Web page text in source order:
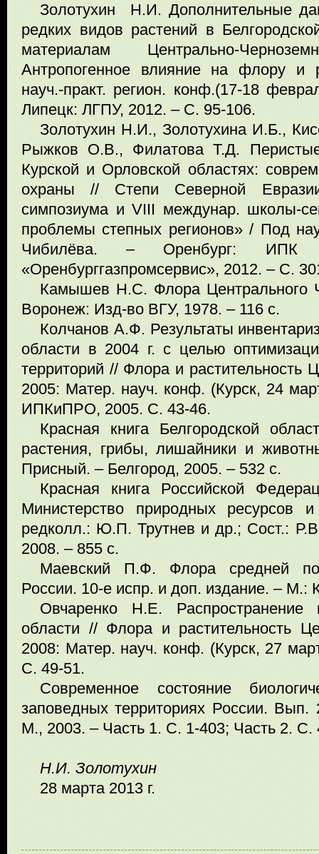
Золотухин Н.И. Дополнительные
редких видов растений в
материалам Центрально-
Антропогенное влияние на флору и
науч.-практ. регион. конф.(17-18
Липецк: ЛГПУ, 2012. – С. 95-106.
Золотухин Н.И., Золотухина И.Б.,
Рыжков О.В., Филатова Т.Д.
Курской и Орловской областях:
охраны // Степи Северной
симпозиума и VIII междунар. школы-
проблемы степных регионов» / Под
Чибилёва. – Оренбург: ИПК
«Оренбурггазпромсервис», 2012. – С.
Камышев Н.С. Флора Центрального
Воронеж: Изд-во ВГУ, 1978. – 116 с.
Колчанов А.Ф. Результаты
области в 2004 г. с целью
территорий // Флора и растительность
2005: Матер. науч. конф. (Курск, 24
ИПКиПРО, 2005. С. 43-46.
Красная книга Белгородской
растения, грибы, лишайники и
Присный. – Белгород, 2005. – 532 с.
Красная книга Российской
Министерство природных
редколл.: Ю.П. Трутнев и др.; Сост.:
2008. – 855 с.
Маевский П.Ф. Флора средней
России. 10-е испр. и доп. издание. – М.:
Овчаренко Н.Е. Распространение
области // Флора и растительность
2008: Матер. науч. конф. (Курск, 27
С. 49-51.
Современное состояние
заповедных территориях России. Вып.
М., 2003. – Часть 1. С. 1-403; Часть 2. С.
Н.И. Золотухин
28 марта 2013 г.